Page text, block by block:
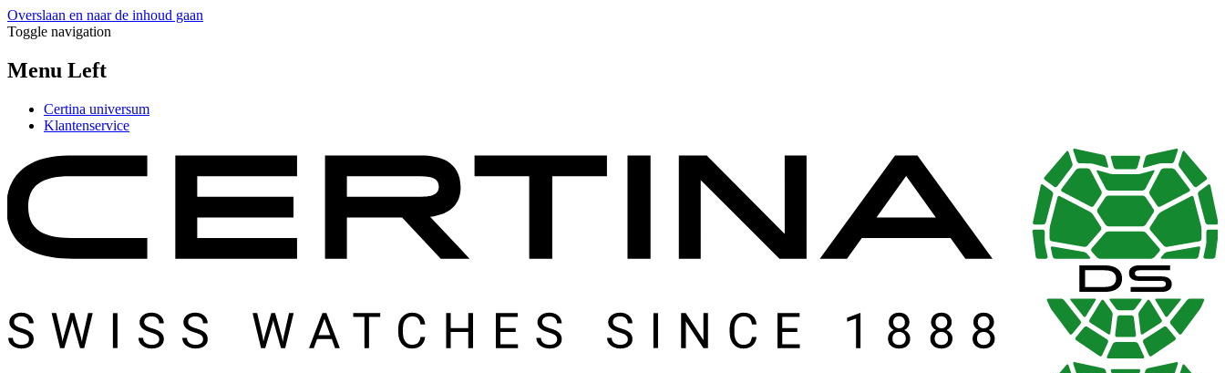
Overslaan en naar de inhoud gaan
Toggle navigation
Menu Left
Certina universum
Klantenservice